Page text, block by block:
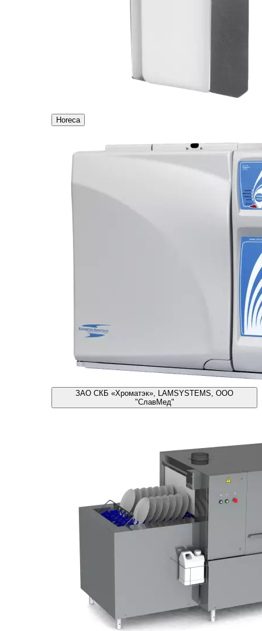
Horeca
ЗАО СКБ «Хроматэк», LAMSYSTEMS, ООО
"СлавМед"